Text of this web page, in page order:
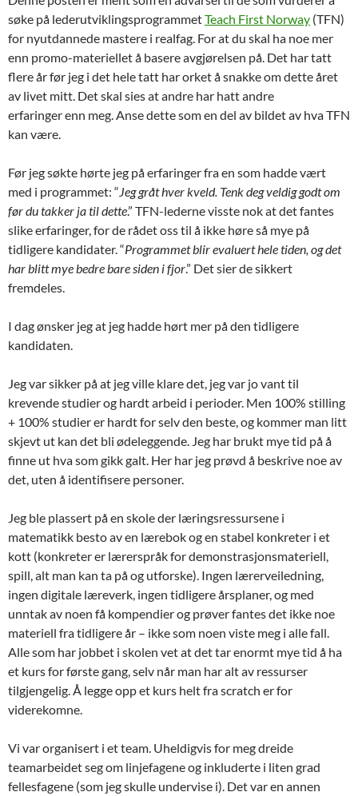
søke på lederutviklingsprogrammetTeach First Norway (TFN)
for nyutdannede mastere i realfag. For at du skal ha noe mer
enn promo-materiellet å basere avgjørelsen på. Det har tatt
flere år før jeg i det hele tatt har orket å snakke om dette året
av livet mitt. Det skal sies at andre har hatt andre
erfaringer enn meg. Anse dette som en del av bildet av hva TFN
kan være.
Før jeg søkte hørte jeg på erfaringer fra en som hadde vært
med i programmet: “Jeg gråt hver kveld. Tenk deg veldig godt om
før du takker ja til dette.” TFN-lederne visste nok at det fantes
slike erfaringer, for de rådet oss til å ikke høre så mye på
tidligere kandidater. “Programmet blir evaluert hele tiden, og det
har blitt mye bedre bare siden i fjor.” Det sier de sikkert
fremdeles.
I dag ønsker jeg at jeg hadde hørt mer på den tidligere
kandidaten.
Jeg var sikker på at jeg ville klare det, jeg var jo vant til
krevende studier og hardt arbeid i perioder. Men 100% stilling
+ 100% studier er hardt for selv den beste, og kommer man litt
skjevt ut kan det bli ødeleggende. Jeg har brukt mye tid på å
finne ut hva som gikk galt. Her har jeg prøvd å beskrive noe av
det, uten å identifisere personer.
Jeg ble plassert på en skole der læringsressursene i
matematikk besto av en lærebok og en stabel konkreter i et
kott (konkreter er lærerspråk for demonstrasjonsmateriell,
spill, alt man kan ta på og utforske). Ingen lærerveiledning,
ingen digitale læreverk, ingen tidligere årsplaner, og med
unntak av noen få kompendier og prøver fantes det ikke noe
materiell fra tidligere år – ikke som noen viste meg i alle fall.
Alle som har jobbet i skolen vet at det tar enormt mye tid å ha
et kurs for første gang, selv når man har alt av ressurser
tilgjengelig. Å legge opp et kurs helt fra scratch er for
viderekomne.
Vi var organisert i et team. Uheldigvis for meg dreide
teamarbeidet seg om linjefagene og inkluderte i liten grad
fellesfagene (som jeg skulle undervise i). Det var en annen